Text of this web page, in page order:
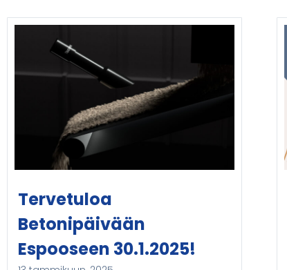
Tervetuloa
Betonipäivään
Espooseen 30.1.2025!